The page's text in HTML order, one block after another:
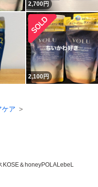
2,700円
2,100円
ケア
KOSE＆honeyPOLALebeL